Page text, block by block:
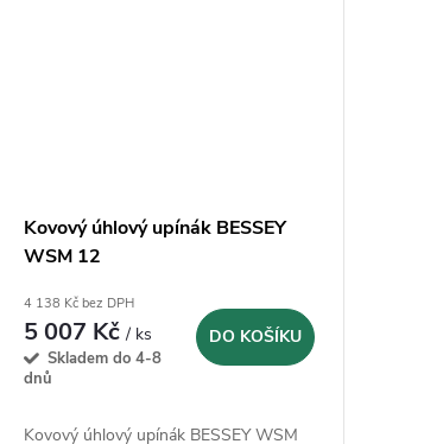
Kovový úhlový upínák BESSEY
WSM 12
4 138 Kč bez DPH
5 007 Kč/ ks
Skladem do 4-8
dnů
DO KOŠÍKU
Kovový úhlový upínák BESSEY WSM